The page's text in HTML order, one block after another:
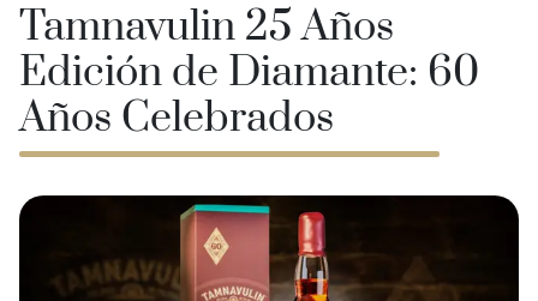
Tamnavulin 25 Años
Edición de Diamante: 60
Años Celebrados